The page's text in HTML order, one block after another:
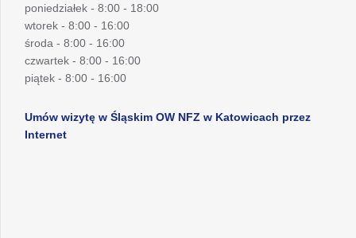
poniedziałek - 8:00 - 18:00
wtorek - 8:00 - 16:00
środa - 8:00 - 16:00
czwartek - 8:00 - 16:00
piątek - 8:00 - 16:00
Umów wizytę w Śląskim OW NFZ w Katowicach przez
Internet